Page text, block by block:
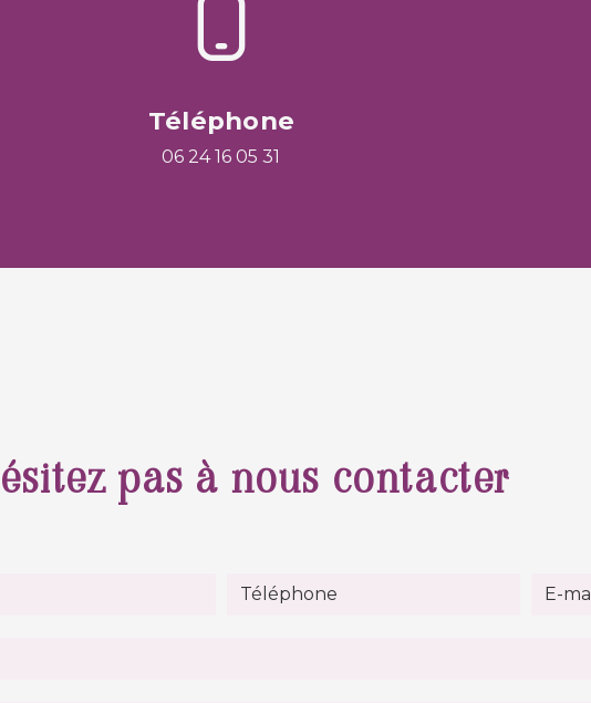
Téléphone
06 24 16 05 31
pas à nous contacter